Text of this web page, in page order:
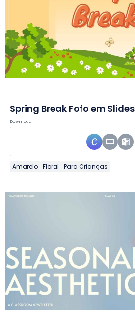
Spring Break Fofo em Slides
Download
Amarelo Floral Para Crianças